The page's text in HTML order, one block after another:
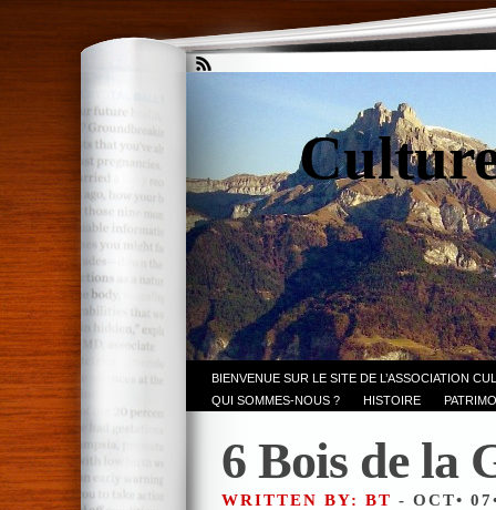
BIENVENUE SUR LE SITE DE L’ASSOCIATION
QUI SOMMES-NOUS ?
HISTOIRE
6 Bois de la
WRITTEN BY: BT - OCT•